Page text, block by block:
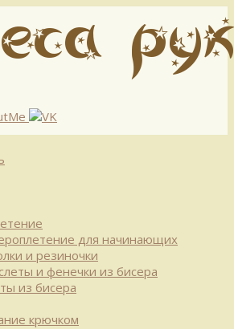
для начинающих
и резиночки
и фенечки из бисера
из бисера
крючком